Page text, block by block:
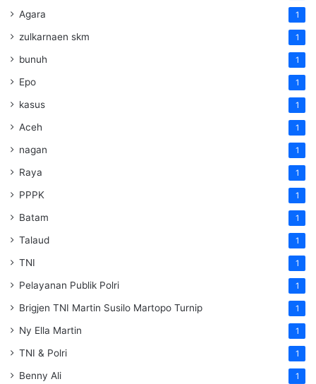
Agara 1
zulkarnaen skm 1
bunuh 1
Epo 1
kasus 1
Aceh 1
nagan 1
Raya 1
PPPK 1
Batam 1
Talaud 1
TNI 1
Pelayanan Publik Polri 1
Brigjen TNI Martin Susilo Martopo Turnip 1
Ny Ella Martin 1
TNI & Polri 1
Benny Ali 1